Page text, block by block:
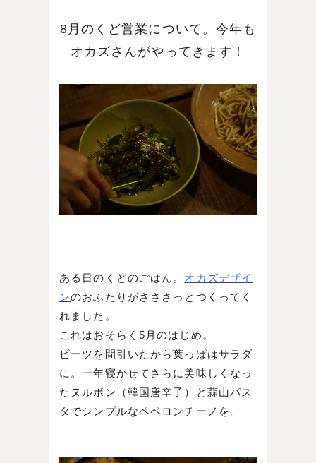
8月のくど営業について。今年も
オカズさんがやってきます！
ある日のくどのごはん。 オカズデザイ
ンのおふたりがさささっとつくってく
れました。
これはおそらく5月のはじめ。
ビーツを間引いたから葉っぱはサラダ
に。一年寝かせてさらに美味しくなっ
たヌルボン（韓国唐辛子）と蒜山パス
タでシンプルなペペロンチーノを。